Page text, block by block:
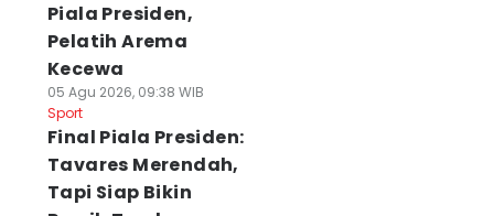
Piala Presiden,
Pelatih Arema
Kecewa
05 Agu 2026, 09:38 WIB
Sport
Final Piala Presiden:
Tavares Merendah,
Tapi Siap Bikin